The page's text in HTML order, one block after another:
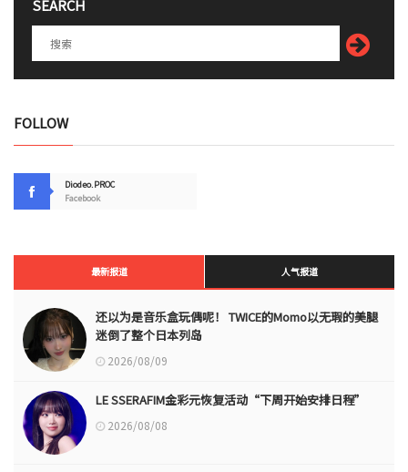
SEARCH
FOLLOW
Diodeo.PROC
Facebook
最新报道 人气报道
还以为是音乐盒玩偶呢！ TWICE的Momo以无瑕的美腿
迷倒了整个日本列岛
2026/08/09
LE SSERAFIM金彩元恢复活动“下周开始安排日程”
2026/08/08